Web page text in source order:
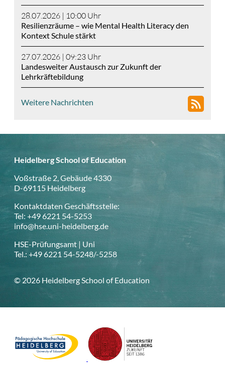
28.07.2026 | 10:00 Uhr
Resilienzräume – wie Mental Health Literacy den
Kontext Schule stärkt
27.07.2026 | 09:23 Uhr
Landesweiter Austausch zur Zukunft der
Lehrkräftebildung
Weitere Nachrichten
Heidelberg School of Education
Voßstraße 2, Gebäude 4330
D-69115 Heidelberg
Kontaktdaten Geschäftsstelle:
Tel: +49 6221 54-5253
info@hse.uni-heidelberg.de
HSE-Prüfungsamt | Uni
Tel.: +49 6221 54-5248/-5258
© 2026 Heidelberg School of Education